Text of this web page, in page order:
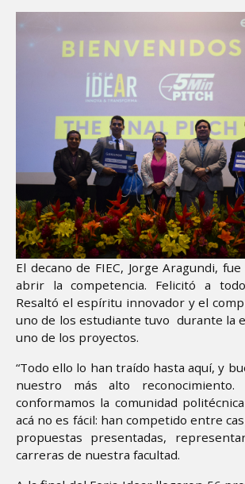
El decano de FIEC, Jorge Aragundi,
abrir la competencia. Felicitó a
Resaltó el espíritu innovador y el
uno de los estudiante tuvo durante la
uno de los proyectos.
“Todo ello lo han traído hasta aquí, y
nuestro más alto reconocimiento.
conformamos la comunidad
acá no es fácil: han competido entre
propuestas presentadas,
carreras de nuestra facultad.